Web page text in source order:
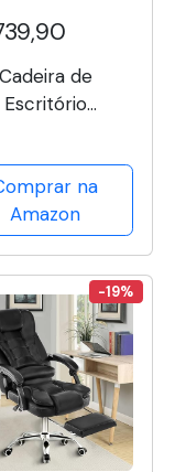
Cadeira de
Escritório
Mesh, Apoio
Ajustável,
Reclinável 3
Duoffice
Viper
na
Amazon
-19%